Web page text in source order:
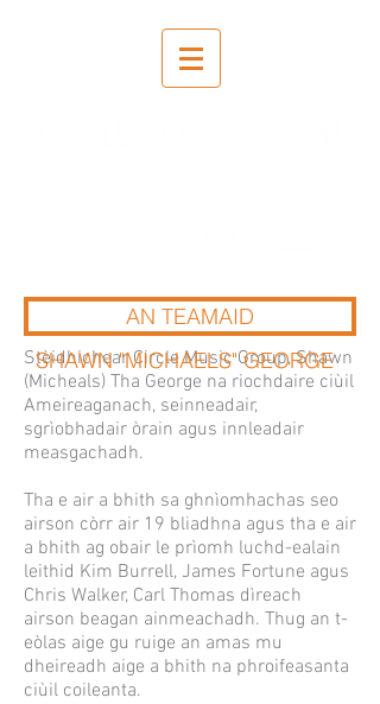
AN TEAMAID
Stèidhichear Circle Music Group, Shawn
(Micheals) Tha George na riochdaire ciùil
Ameireaganach, seinneadair,
sgrìobhadair òrain agus innleadair
measgachadh.
Tha e air a bhith sa ghnìomhachas seo
airson còrr air 19 bliadhna agus tha e air
a bhith ag obair le prìomh luchd-ealain
leithid Kim Burrell, James Fortune agus
Chris Walker, Carl Thomas dìreach
airson beagan ainmeachadh. Thug an t-
eòlas aige gu ruige an amas mu
dheireadh aige a bhith na phroifeasanta
ciùil coileanta.
SHAWN "MICHAELS" GEORGE